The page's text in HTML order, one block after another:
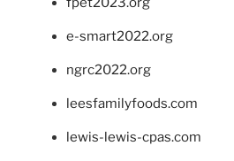
e-smart2022.org
ngrc2022.org
leesfamilyfoods.com
lewis-lewis-cpas.com